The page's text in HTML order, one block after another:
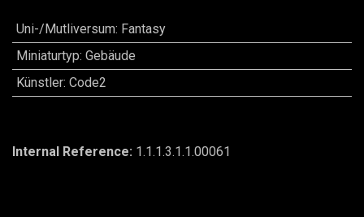
Uni-/Mutliversum: Fantasy
Miniaturtyp: Gebäude
Künstler: Code2
Internal Reference: 1.1.1.3.1.1.00061